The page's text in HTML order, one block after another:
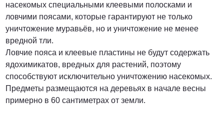
насекомых специальными клеевыми полосками и
ловчими поясами, которые гарантируют не только
уничтожение муравьёв, но и уничтожение не менее
вредной тли.
Ловчие пояса и клеевые пластины не будут содержать
ядохимикатов, вредных для растений, поэтому
способствуют исключительно уничтожению насекомых.
Предметы размещаются на деревьях в начале весны
примерно в 60 сантиметрах от земли.